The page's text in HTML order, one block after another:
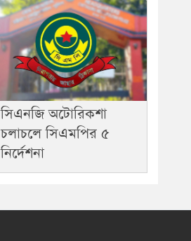
সিএনজি অটোরিকশা
চলাচলে সিএমপির ৫
নির্দেশনা